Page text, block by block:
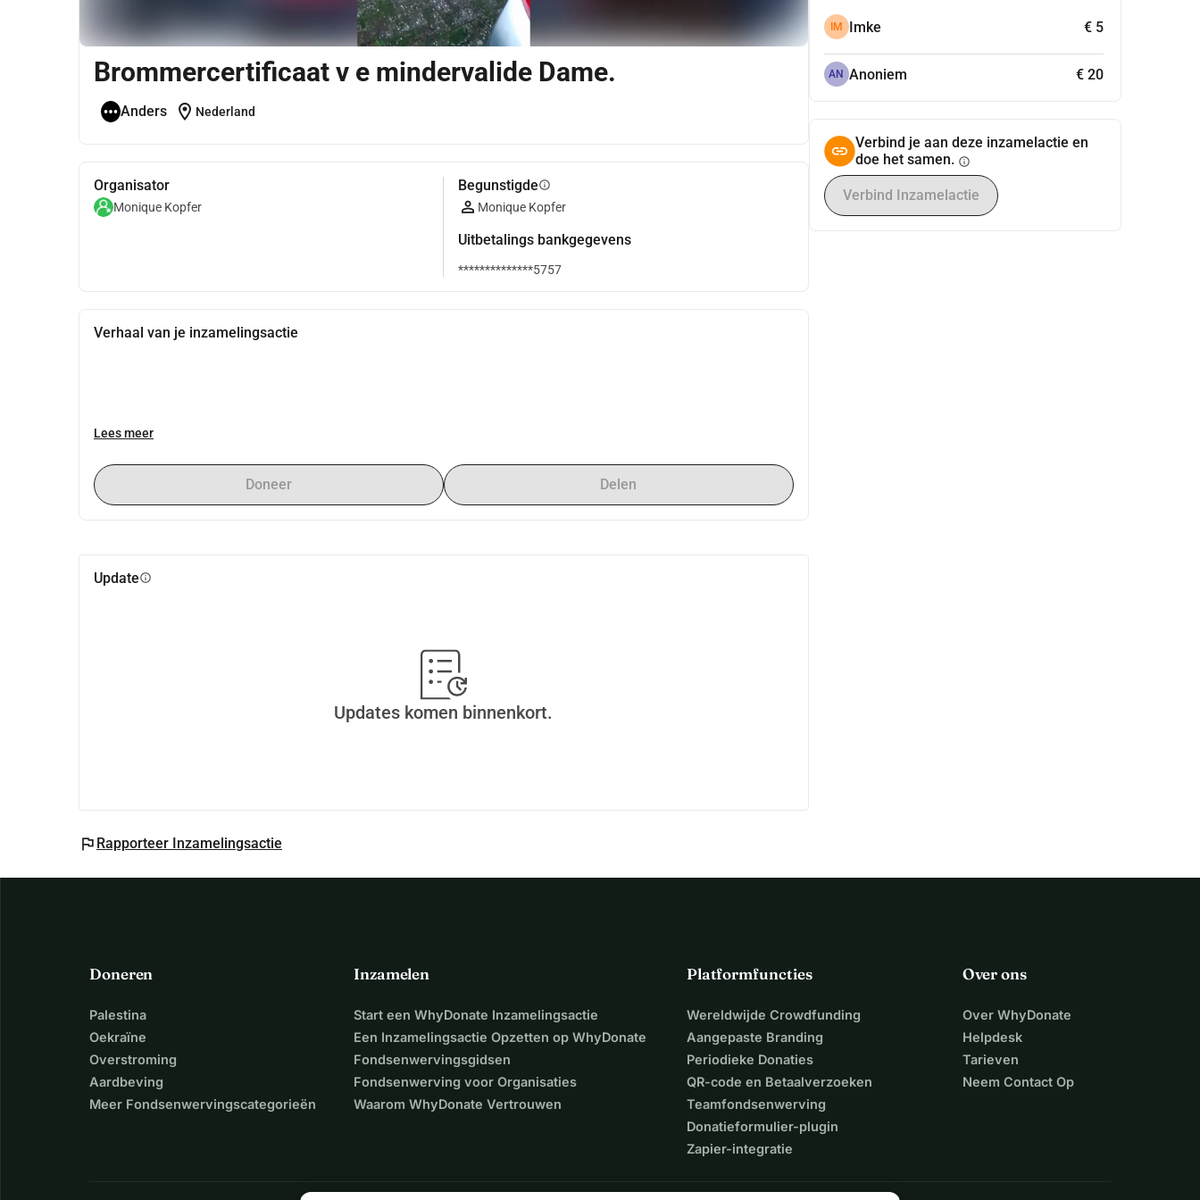
Brommercertificaat v e mindervalide Dame.
Anders location_on Nederland
Organisator
Monique Kopfer
Begunstigdeinfo
Monique Kopfer
Uitbetalings bankgegevens
**************5757
Verhaal van je inzamelingsactie
Lees meer
Doneer Delen
Updateinfo
Updates komen binnenkort.
flag Rapporteer Inzamelingsactie
IM Imke € 5
AN Anoniem € 20
Verbind je aan deze inzamelactie en
doe het samen. info
Verbind Inzamelactie
Doneren
Palestina
Oekraïne
Overstroming
Aardbeving
Meer Fondsenwervingscategorieën
Inzamelen
Start een WhyDonate Inzamelingsactie
Een Inzamelingsactie Opzetten op WhyDonate
Fondsenwervingsgidsen
Fondsenwerving voor Organisaties
Waarom WhyDonate Vertrouwen
Platformfuncties
Wereldwijde Crowdfunding
Aangepaste Branding
Periodieke Donaties
QR-code en Betaalverzoeken
Teamfondsenwerving
Donatieformulier-plugin
Zapier-integratie
Over ons
Over WhyDonate
Helpdesk
Tarieven
Neem Contact Op